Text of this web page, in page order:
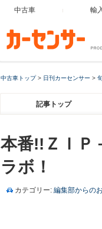
中古車 輸
中古車トップ> 日刊カーセンサー >
記事トップ
本番!!ＺＩＰ
ラボ！
カテゴリー: 編集部からの